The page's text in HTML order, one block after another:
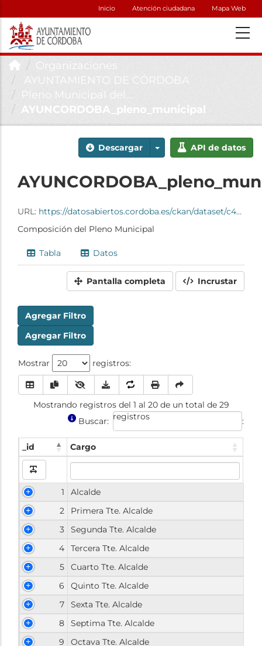
Inicio Atención ciudadana Mapa Web
Organizaciones
AYUNTAMIENTO DE CÓRDOBA
Pleno Municipal del...
AYUNCORDOBA_pleno_municipal
Descargar API de datos
URL: https://datosabiertos.cordoba.es/ckan/dataset/c4b0107b-c483-445c-b6c9-40f1f60d4294/resource/a482d0c2-709d-4a52-8aef-86ce5119c095/download/ayuncordoba_pleno_municipal.ods
Composición del Pleno Municipal
Tabla Datos
Pantalla completa Incrustar
Agregar Filtro
Agregar Filtro